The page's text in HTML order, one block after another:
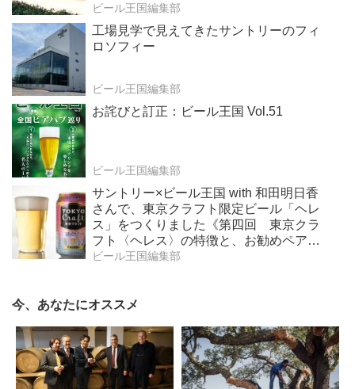
ビール王国編集部
工場見学で見えてきたサントリーのフィ
ロソフィー
ビール王国編集部
お詫びと訂正：ビール王国 Vol.51
ビール王国編集部
サントリー×ビール王国 with 和田明日香
さんで、東京クラフト限定ビール「ヘレ
ス」をつくりました《第四回 東京クラ
フト〈ヘレス〉の特徴と、お勧めペアリ
ング》
ビール王国編集部
今、あなたにオススメ